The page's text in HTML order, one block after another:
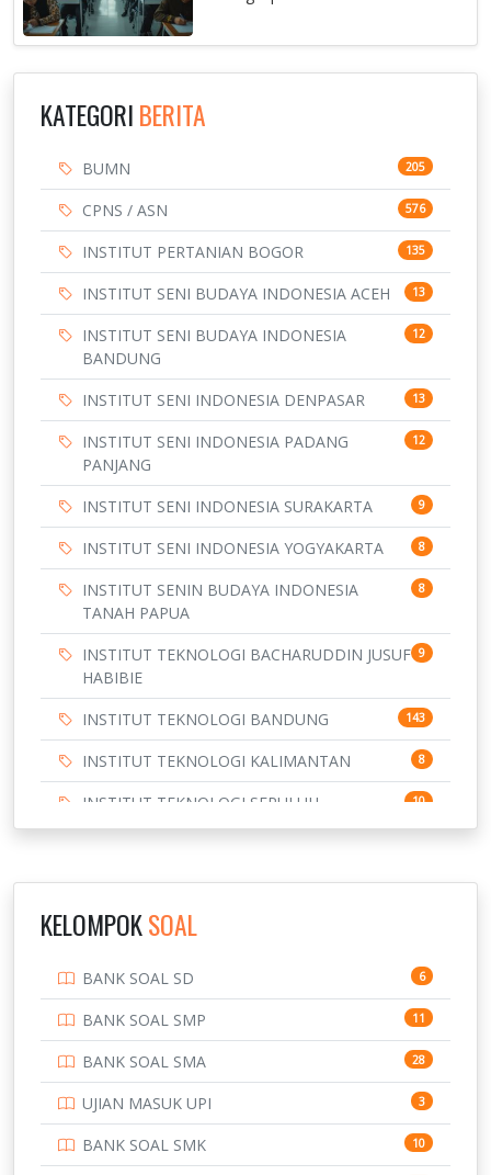
KATEGORI BERITA
BUMN 205
CPNS / ASN 576
INSTITUT PERTANIAN BOGOR 135
INSTITUT SENI BUDAYA INDONESIA ACEH 13
INSTITUT SENI BUDAYA INDONESIA
BANDUNG
12
INSTITUT SENI INDONESIA DENPASAR 13
INSTITUT SENI INDONESIA PADANG
PANJANG
12
INSTITUT SENI INDONESIA SURAKARTA 9
INSTITUT SENI INDONESIA YOGYAKARTA 8
INSTITUT SENIN BUDAYA INDONESIA
TANAH PAPUA
8
INSTITUT TEKNOLOGI BACHARUDDIN JUSUF
HABIBIE
9
INSTITUT TEKNOLOGI BANDUNG 143
INSTITUT TEKNOLOGI KALIMANTAN 8
INSTITUT TEKNOLOGI SEPULUH
NOVEMBER
10
3
169
7
PTDI STTD 4
133
KELOMPOKSOAL
BANK SOAL SD 6
BANK SOAL SMP 11
BANK SOAL SMA 28
UJIAN MASUK UPI 3
BANK SOAL SMK 10